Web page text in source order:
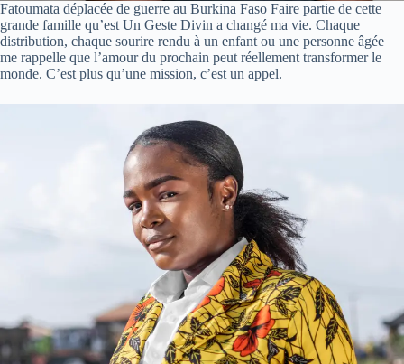
Fatoumata déplacée de guerre au Burkina Faso Faire partie de cette
grande famille qu’est Un Geste Divin a changé ma vie. Chaque
distribution, chaque sourire rendu à un enfant ou une personne âgée
me rappelle que l’amour du prochain peut réellement transformer le
monde. C’est plus qu’une mission, c’est un appel.